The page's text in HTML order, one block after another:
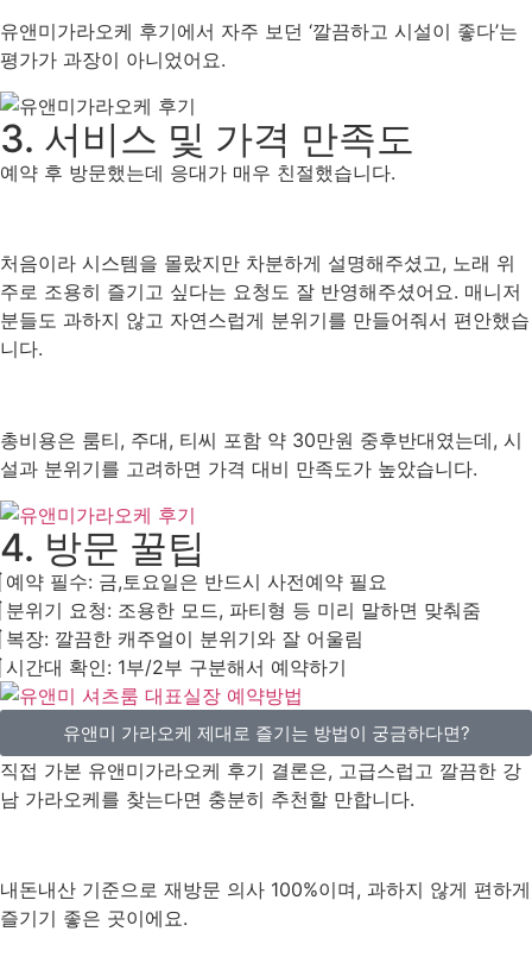
유앤미가라오케 후기에서 자주 보던 ‘깔끔하고 시설이 좋다’는
평가가 과장이 아니었어요.
3. 서비스 및 가격 만족도
예약 후 방문했는데 응대가 매우 친절했습니다.
처음이라 시스템을 몰랐지만 차분하게 설명해주셨고, 노래 위
주로 조용히 즐기고 싶다는 요청도 잘 반영해주셨어요. 매니저
분들도 과하지 않고 자연스럽게 분위기를 만들어줘서 편안했습
니다.
총비용은 룸티, 주대, 티씨 포함 약 30만원 중후반대였는데, 시
설과 분위기를 고려하면 가격 대비 만족도가 높았습니다.
4. 방문 꿀팁
예약 필수: 금,토요일은 반드시 사전예약 필요
분위기 요청: 조용한 모드, 파티형 등 미리 말하면 맞춰줌
복장: 깔끔한 캐주얼이 분위기와 잘 어울림
시간대 확인: 1부/2부 구분해서 예약하기
유앤미 가라오케 제대로 즐기는 방법이 궁금하다면?
직접 가본 유앤미가라오케 후기 결론은, 고급스럽고 깔끔한 강
남 가라오케를 찾는다면 충분히 추천할 만합니다.
내돈내산 기준으로 재방문 의사 100%이며, 과하지 않게 편하게
즐기기 좋은 곳이에요.